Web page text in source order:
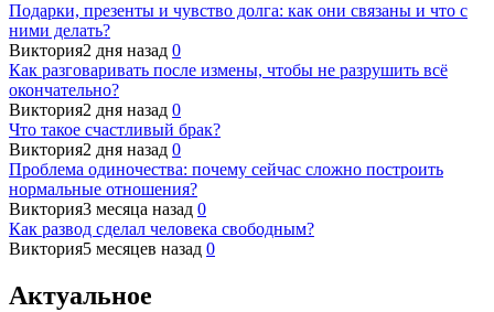
Подарки, презенты и чувство долга: как они связаны и что с
ними делать?
Виктория2 дня назад 0
Как разговаривать после измены, чтобы не разрушить всё
окончательно?
Виктория2 дня назад 0
Что такое счастливый брак?
Виктория2 дня назад 0
Проблема одиночества: почему сейчас сложно построить
нормальные отношения?
Виктория3 месяца назад 0
Как развод сделал человека свободным?
Виктория5 месяцев назад 0
Актуальное